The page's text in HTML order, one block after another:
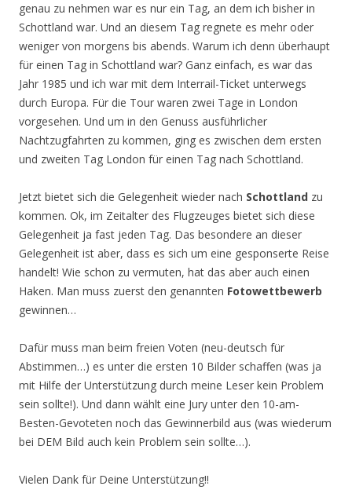
genau zu nehmen war es nur ein Tag, an dem ich bisher in
Schottland war. Und an diesem Tag regnete es mehr oder
weniger von morgens bis abends. Warum ich denn überhaupt
für einen Tag in Schottland war? Ganz einfach, es war das
Jahr 1985 und ich war mit dem Interrail-Ticket unterwegs
durch Europa. Für die Tour waren zwei Tage in London
vorgesehen. Und um in den Genuss ausführlicher
Nachtzugfahrten zu kommen, ging es zwischen dem ersten
und zweiten Tag London für einen Tag nach Schottland.
Jetzt bietet sich die Gelegenheit wieder nach Schottland zu
kommen. Ok, im Zeitalter des Flugzeuges bietet sich diese
Gelegenheit ja fast jeden Tag. Das besondere an dieser
Gelegenheit ist aber, dass es sich um eine gesponserte Reise
handelt! Wie schon zu vermuten, hat das aber auch einen
Haken. Man muss zuerst den genannten Fotowettbewerb
gewinnen…
Dafür muss man beim freien Voten (neu-deutsch für
Abstimmen…) es unter die ersten 10 Bilder schaffen (was ja
mit Hilfe der Unterstützung durch meine Leser kein Problem
sein sollte!). Und dann wählt eine Jury unter den 10-am-
Besten-Gevoteten noch das Gewinnerbild aus (was wiederum
bei DEM Bild auch kein Problem sein sollte…).
Vielen Dank für Deine Unterstützung!!